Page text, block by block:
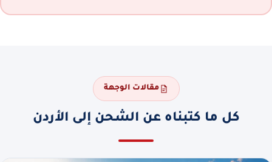
مقالات الوجهة
كل ما كتبناه عن الشحن إلى الأردن